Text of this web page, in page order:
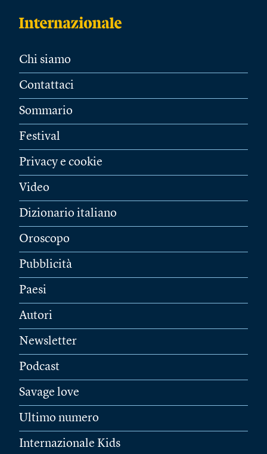
Chi siamo
Contattaci
Sommario
Festival
Privacy e cookie
Video
Dizionario italiano
Oroscopo
Pubblicità
Paesi
Autori
Newsletter
Podcast
Savage love
Ultimo numero
Internazionale Kids